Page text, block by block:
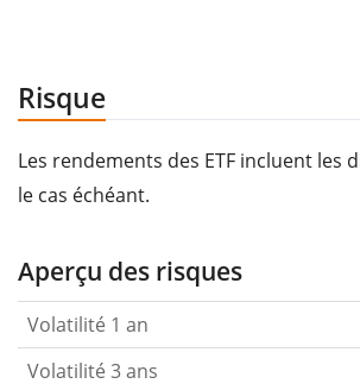
Risque
Les rendements des ETF incluent les
le cas échéant.
Aperçu des risques
Volatilité 1 an
Volatilité 3 ans